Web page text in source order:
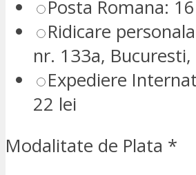
Posta Romana:
Ridicare
nr. 133a, Bucuresti,
Expediere
22 lei
Modalitate de Plata *